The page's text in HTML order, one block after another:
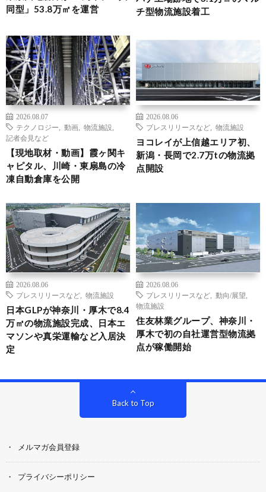
同型」53.8万㎡を運営
チ型物流施設着工
2026.08.07
テクノロジー
動画 物流施設
記者会見など
【現地取材・動画】霞ヶ関キ
ャピタル、川崎・東扇島の冷
凍自動倉庫を公開
2026.08.06
プレスリリースなど
物流施設
ヨコレイが上信越エリア初、
新潟・長岡で2.7万tの物流拠
点開設
2026.08.06
プレスリリースなど
物流施設
日本GLPが神奈川・厚木で8.4
万㎡の物流施設完成、日本エ
マソンや真栄運輸など入居決
定
2026.08.06
プレスリリースなど
動向/展望
物流施設
住友林業グループ、神奈川・
厚木で初の自社運営型物流拠
点が稼働開始
Back to Top
メルマガ会員登録
プライバシーポリシー